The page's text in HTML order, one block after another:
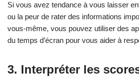
Si vous avez tendance à vous laisser
ou la peur de rater des informations
vous‑même, vous pouvez utiliser des
du temps d’écran pour vous aider à
3. Interpréter les